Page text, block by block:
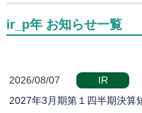
ir_p年 お知らせ一覧
2026/08/07
IR
2027年3月期第１四半期決算